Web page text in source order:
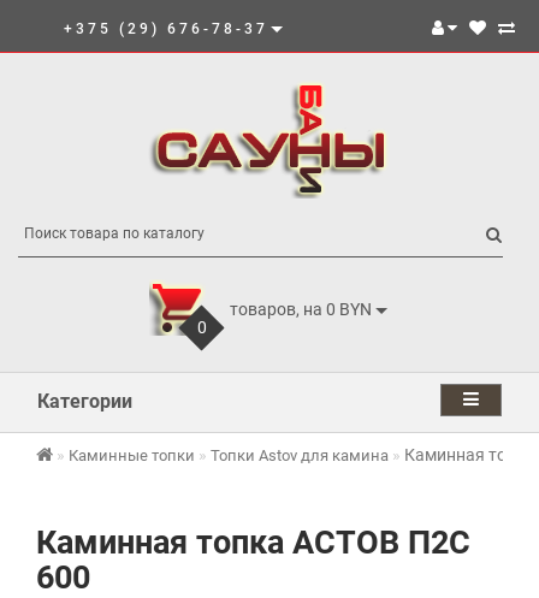
+375 (29) 676-78-37
0
товаров, на 0 BYN
Категории
Каминные топки Топки Astov для камина Каминная
Каминная топка АСТОВ П2С
600